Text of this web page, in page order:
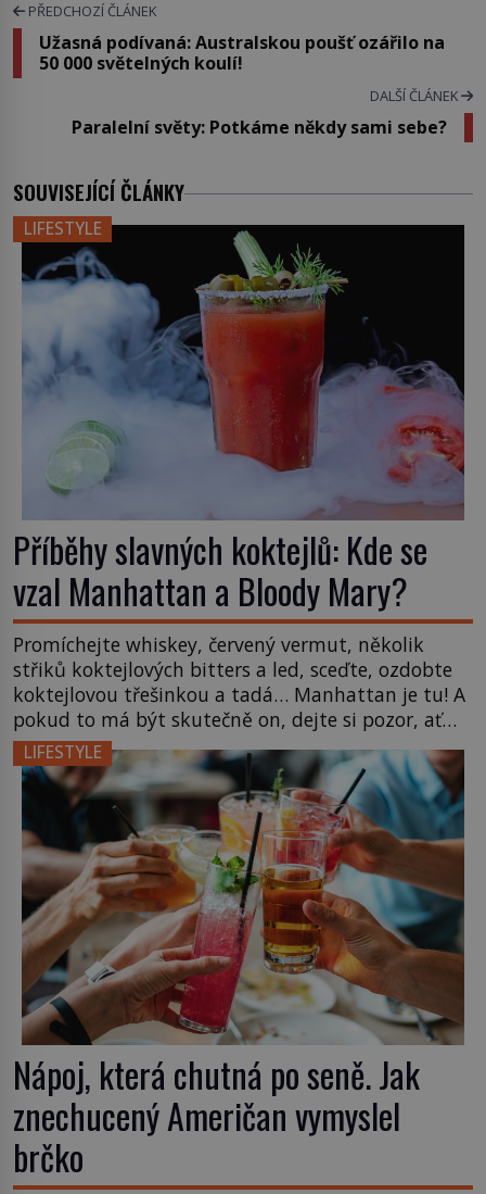
PŘEDCHOZÍ ČLÁNEK
Užasná podívaná: Australskou poušť ozářilo na
50 000 světelných koulí!
DALŠÍ ČLÁNEK
Paralelní světy: Potkáme někdy sami sebe?
SOUVISEJÍCÍ ČLÁNKY
LIFESTYLE
Příběhy slavných koktejlů: Kde se
vzal Manhattan a Bloody Mary?
Promíchejte whiskey, červený vermut, několik
střiků koktejlových bitters a led, sceďte, ozdobte
koktejlovou třešinkou a tadá… Manhattan je tu! A
pokud to má být skutečně on, dejte si pozor, ať
místo klasické americké rye whiskey či klidně
bourbonu nepoužijete skotskou whisku. Co se
stane? Inu, koktejl bude stále skvělý, ale už to
nebude Manhattan ale […]
LIFESTYLE
Nápoj, která chutná po seně. Jak
znechucený Američan vymyslel
brčko